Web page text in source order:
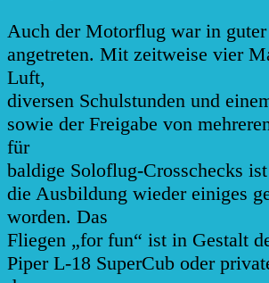
Auch der Motorflug war in guter
angetreten. Mit zeitweise vier
Luft,
diversen Schulstunden und
sowie der Freigabe von
für
baldige Soloflug-Crosschecks
die Ausbildung wieder einiges
worden. Das
Fliegen „for fun“ ist in Gestalt
Piper L-18 SuperCub oder